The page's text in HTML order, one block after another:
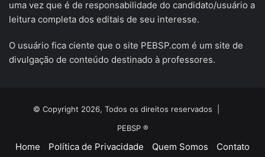
uma vez que é de responsabilidade do candidato/usuário a
leitura completa dos editais de seu interesse.
O usuário fica ciente que o site PEBSP.com é um site de
divulgação de conteúdo destinado à professores.
© Copyright 2026, Todos os direitos reservados |
PEBSP ®
Home Política de Privacidade Quem Somos Contato